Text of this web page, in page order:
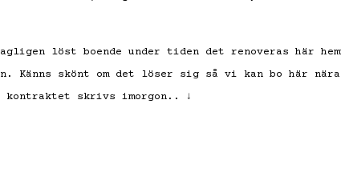
löst boende under tiden det renoveras här
Känns skönt om det löser sig så vi kan bo här
skrivs imorgon.. ↓